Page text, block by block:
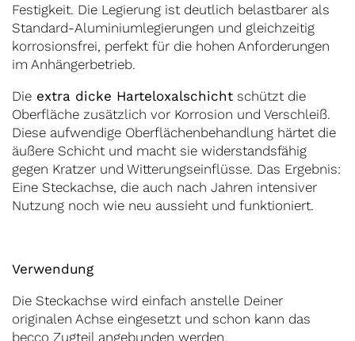
Festigkeit. Die Legierung ist deutlich belastbarer als
Standard-Aluminiumlegierungen und gleichzeitig
korrosionsfrei, perfekt für die hohen Anforderungen
im Anhängerbetrieb.
Die extra dicke Harteloxalschicht schützt die
Oberfläche zusätzlich vor Korrosion und Verschleiß.
Diese aufwendige Oberflächenbehandlung härtet die
äußere Schicht und macht sie widerstandsfähig
gegen Kratzer und Witterungseinflüsse. Das Ergebnis:
Eine Steckachse, die auch nach Jahren intensiver
Nutzung noch wie neu aussieht und funktioniert.
Verwendung
Die Steckachse wird einfach anstelle Deiner
originalen Achse eingesetzt und schon kann das
becco Zugteil angebunden werden.